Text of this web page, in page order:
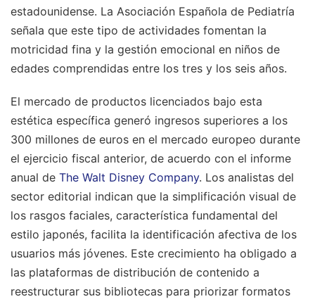
estadounidense. La Asociación Española de Pediatría
señala que este tipo de actividades fomentan la
motricidad fina y la gestión emocional en niños de
edades comprendidas entre los tres y los seis años.
El mercado de productos licenciados bajo esta
estética específica generó ingresos superiores a los
300 millones de euros en el mercado europeo durante
el ejercicio fiscal anterior, de acuerdo con el informe
anual de The Walt Disney Company. Los analistas del
sector editorial indican que la simplificación visual de
los rasgos faciales, característica fundamental del
estilo japonés, facilita la identificación afectiva de los
usuarios más jóvenes. Este crecimiento ha obligado a
las plataformas de distribución de contenido a
reestructurar sus bibliotecas para priorizar formatos